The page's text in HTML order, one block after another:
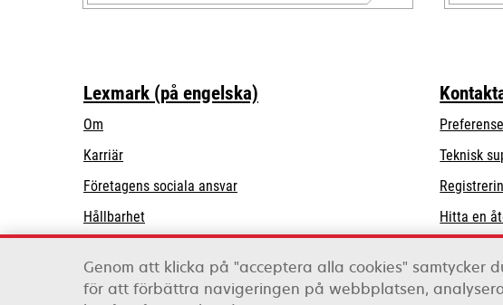
opens
tab
Lexmark (på engelska)
Om
Karriär
Företagens sociala ansvaropens
tab
Hållbarhet
Teknisk
Hitta en
Lexmark International, Inc., ett Xerox-företag
Genom att klicka på "acceptera alla cookies" samtycker
för att förbättra navigeringen på webbplatsen,